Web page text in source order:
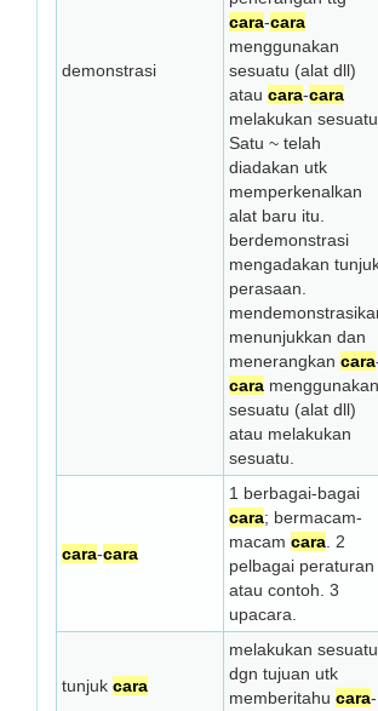
demonstrasi
cara-cara
menggunakan
sesuatu (alat dll)
atau cara-cara
melakukan
Satu ~ telah
diadakan utk
memperkenalkan
alat baru itu.
berdemonstrasi
mengadakan
perasaan.
menunjukkan dan
menerangkan cara
cara menggunakan
sesuatu (alat dll)
atau melakukan
sesuatu.
cara-cara
1 berbagai-bagai
cara; bermacam-
macam cara . 2
pelbagai peraturan
atau contoh. 3
upacara.
tunjuk cara
melakukan sesuatu
dgn tujuan utk
memberitahu cara-